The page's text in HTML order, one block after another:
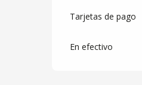
Tarjetas de pago
En efectivo